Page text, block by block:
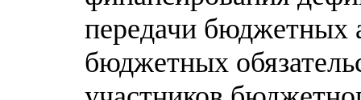
передачи бюджетных
бюджетных